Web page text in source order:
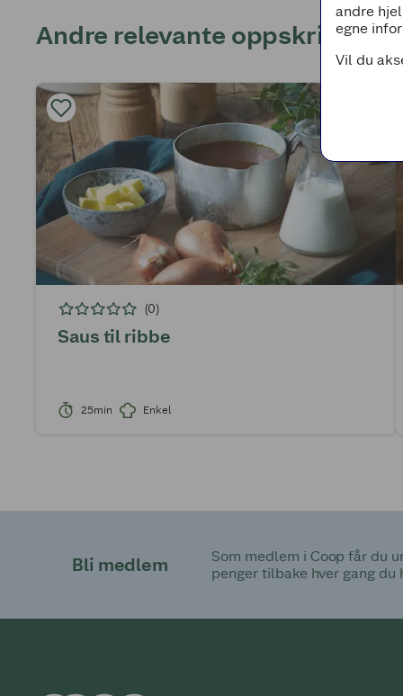
Andre relevante oppskrifter
(0)
Saus til ribbe
25min Enkel
Bli medlem
Som medlem i Coop får du
penger tilbake hver gang du
andre
egne
Vil du